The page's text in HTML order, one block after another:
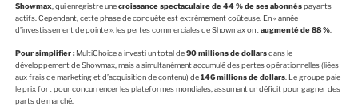
Showmax, qui enregistre unecroissance spectaculaire de 44 % de ses abonnéspayants
actifs. Cependant, cette phase de conquête est extrêmement coûteuse. En « année
d’investissement de pointe », les pertes commerciales de Showmax ontaugmenté de 88 %.
Pour simplifier :MultiChoice a investi un total de90 millions de dollarsdans le
développement de Showmax, mais a simultanément accumulé des pertes opérationnelles (liées
aux frais de marketing et d’acquisition de contenu) de146 millions de dollars. Le groupe paie
le prix fort pour concurrencer les plateformes mondiales, assumant un déficit pour gagner des
parts de marché.